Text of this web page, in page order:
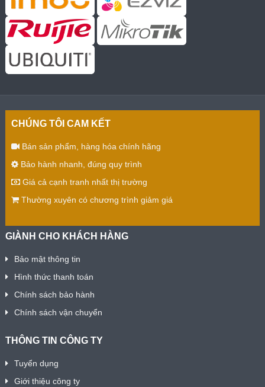
CHÚNG TÔI CAM KẾT
Bán sản phẩm, hàng hóa chính hãng
Bảo hành nhanh, đúng quy trình
Giá cả cạnh tranh nhất thị trường
Thường xuyên có chương trình giảm giá
GIÀNH CHO KHÁCH HÀNG
Bảo mật thông tin
Hình thức thanh toán
Chính sách bảo hành
Chính sách vận chuyển
THÔNG TIN CÔNG TY
Tuyển dụng
Giới thiệu công ty